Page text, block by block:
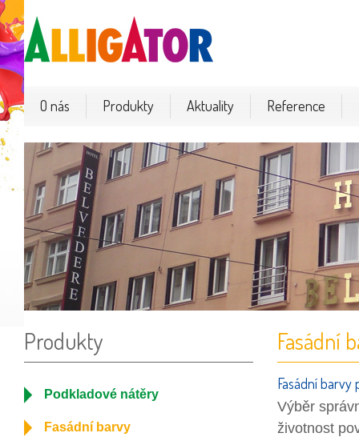
O nás Produkty Aktuality Reference
Produkty
Podkladové nátěry
Fasádní barvy
Fasádní
Fasádní
Výběr
životnost